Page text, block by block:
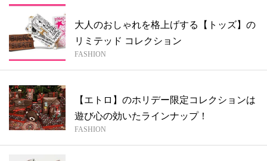
大人のおしゃれを格上げする【トッズ】の
リミテッド コレクション
FASHION
【エトロ】のホリデー限定コレクションは
遊び心の効いたラインナップ！
FASHION